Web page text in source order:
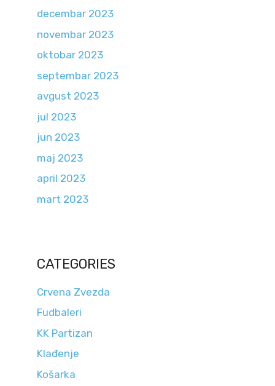
decembar 2023
novembar 2023
oktobar 2023
septembar 2023
avgust 2023
jul 2023
jun 2023
maj 2023
april 2023
mart 2023
CATEGORIES
Crvena Zvezda
Fudbaleri
KK Partizan
Klađenje
Košarka